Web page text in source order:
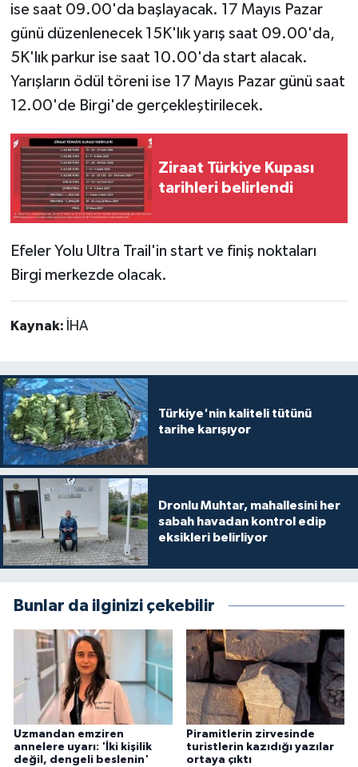
ise saat 09.00'da başlayacak. 17 Mayıs Pazar
günü düzenlenecek 15K'lık yarış saat 09.00'da,
5K'lık parkur ise saat 10.00'da start alacak.
Yarışların ödül töreni ise 17 Mayıs Pazar günü saat
12.00'de Birgi'de gerçekleştirilecek.
Ziraat Türkiye Kupası
tarihleri belirlendi
Efeler Yolu Ultra Trail'in start ve finiş noktaları
Birgi merkezde olacak.
Kaynak: İHA
Türkiye'nin kaliteli tütünü
tarihe karışıyor
Dronlu Muhtar, mahallesini her
sabah havadan kontrol edip
eksikleri belirliyor
Bunlar da ilginizi çekebilir
Uzmandan emziren
annelere uyarı: 'İki kişilik
değil, dengeli beslenin'
Piramitlerin zirvesinde
turistlerin kazıdığı yazılar
ortaya çıktı